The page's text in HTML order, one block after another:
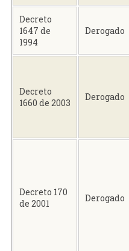
Decreto
1647 de
1994
Derogado
Decreto
1660 de 2003
Derogado
Decreto 170
de 2001
Derogado